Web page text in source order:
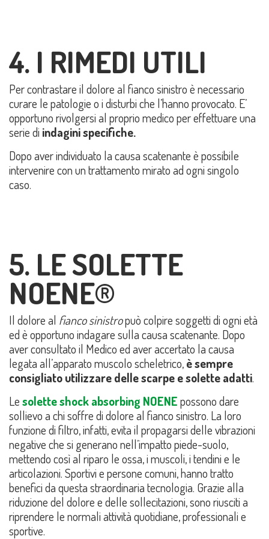
4. I RIMEDI UTILI
Per contrastare il dolore al fianco sinistro è necessario
curare le patologie o i disturbi che l’hanno provocato. E’
opportuno rivolgersi al proprio medico per effettuare una
serie di indagini specifiche.
Dopo aver individuato la causa scatenante è possibile
intervenire con un trattamento mirato ad ogni singolo
caso.
5. LE SOLETTE
NOENE®
Il dolore al fianco sinistropuò colpire soggetti di ogni età
ed è opportuno indagare sulla causa scatenante. Dopo
aver consultato il Medico ed aver accertato la causa
legata all’apparato muscolo scheletrico,è sempre
consigliato utilizzare delle scarpe e solette adatti.
Lesoletteshock absorbing NOENEpossono dare
sollievo a chi soffre di dolore al fianco sinistro. La loro
funzione di filtro, infatti, evita il propagarsi delle vibrazioni
negative che si generano nell’impatto piede-suolo,
mettendo così al riparo le ossa, i muscoli, i tendini e le
articolazioni. Sportivi e persone comuni, hanno tratto
benefici da questa straordinaria tecnologia. Grazie alla
riduzione del dolore e delle sollecitazioni, sono riusciti a
riprendere le normali attività quotidiane, professionali e
sportive.